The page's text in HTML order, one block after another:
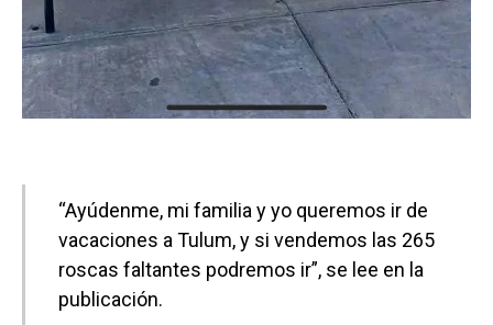
“Ayúdenme, mi familia y yo queremos ir de
vacaciones a Tulum, y si vendemos las 265
roscas faltantes podremos ir”, se lee en la
publicación.